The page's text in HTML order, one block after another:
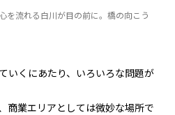
を流れる白川が目の前に。橋の向こう
いくにあたり、いろいろな問題が
商業エリアとしては微妙な場所で